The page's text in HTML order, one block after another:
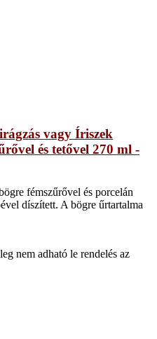
vagy Íriszek
és tetővel 270 ml -
fémszűrővel és porcelán
díszített. A bögre űrtartalma
nem adható le rendelés az